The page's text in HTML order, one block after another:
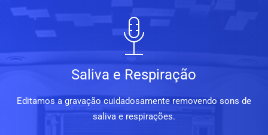
Saliva e Respiração
Editamos a gravação cuidadosamente removendo sons de
saliva e respirações.